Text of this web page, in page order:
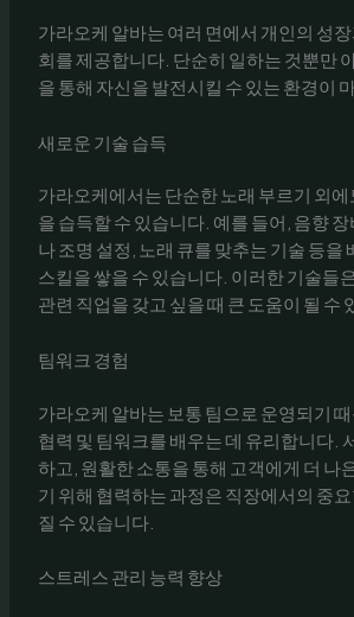
가라오케 알바는 여러 면에서 개인의 성
회를 제공합니다. 단순히 일하는 것뿐만
을 통해 자신을 발전시킬 수 있는 환경이
새로운 기술 습득
가라오케에서는 단순한 노래 부르기 외에
을 습득할 수 있습니다. 예를 들어, 음향
나 조명 설정, 노래 큐를 맞추는 기술 등을
스킬을 쌓을 수 있습니다. 이러한 기술들
관련 직업을 갖고 싶을 때 큰 도움이 될 수
팀워크 경험
가라오케 알바는 보통 팀으로 운영되기
협력 및 팀워크를 배우는 데 유리합니다.
하고, 원활한 소통을 통해 고객에게 더 나
기 위해 협력하는 과정은 직장에서의 중
질 수 있습니다.
스트레스 관리 능력 향상